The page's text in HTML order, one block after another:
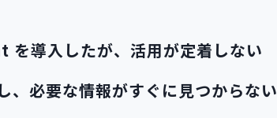
導入したが、 活用が定着しない
必要な情報がすぐに見つからない